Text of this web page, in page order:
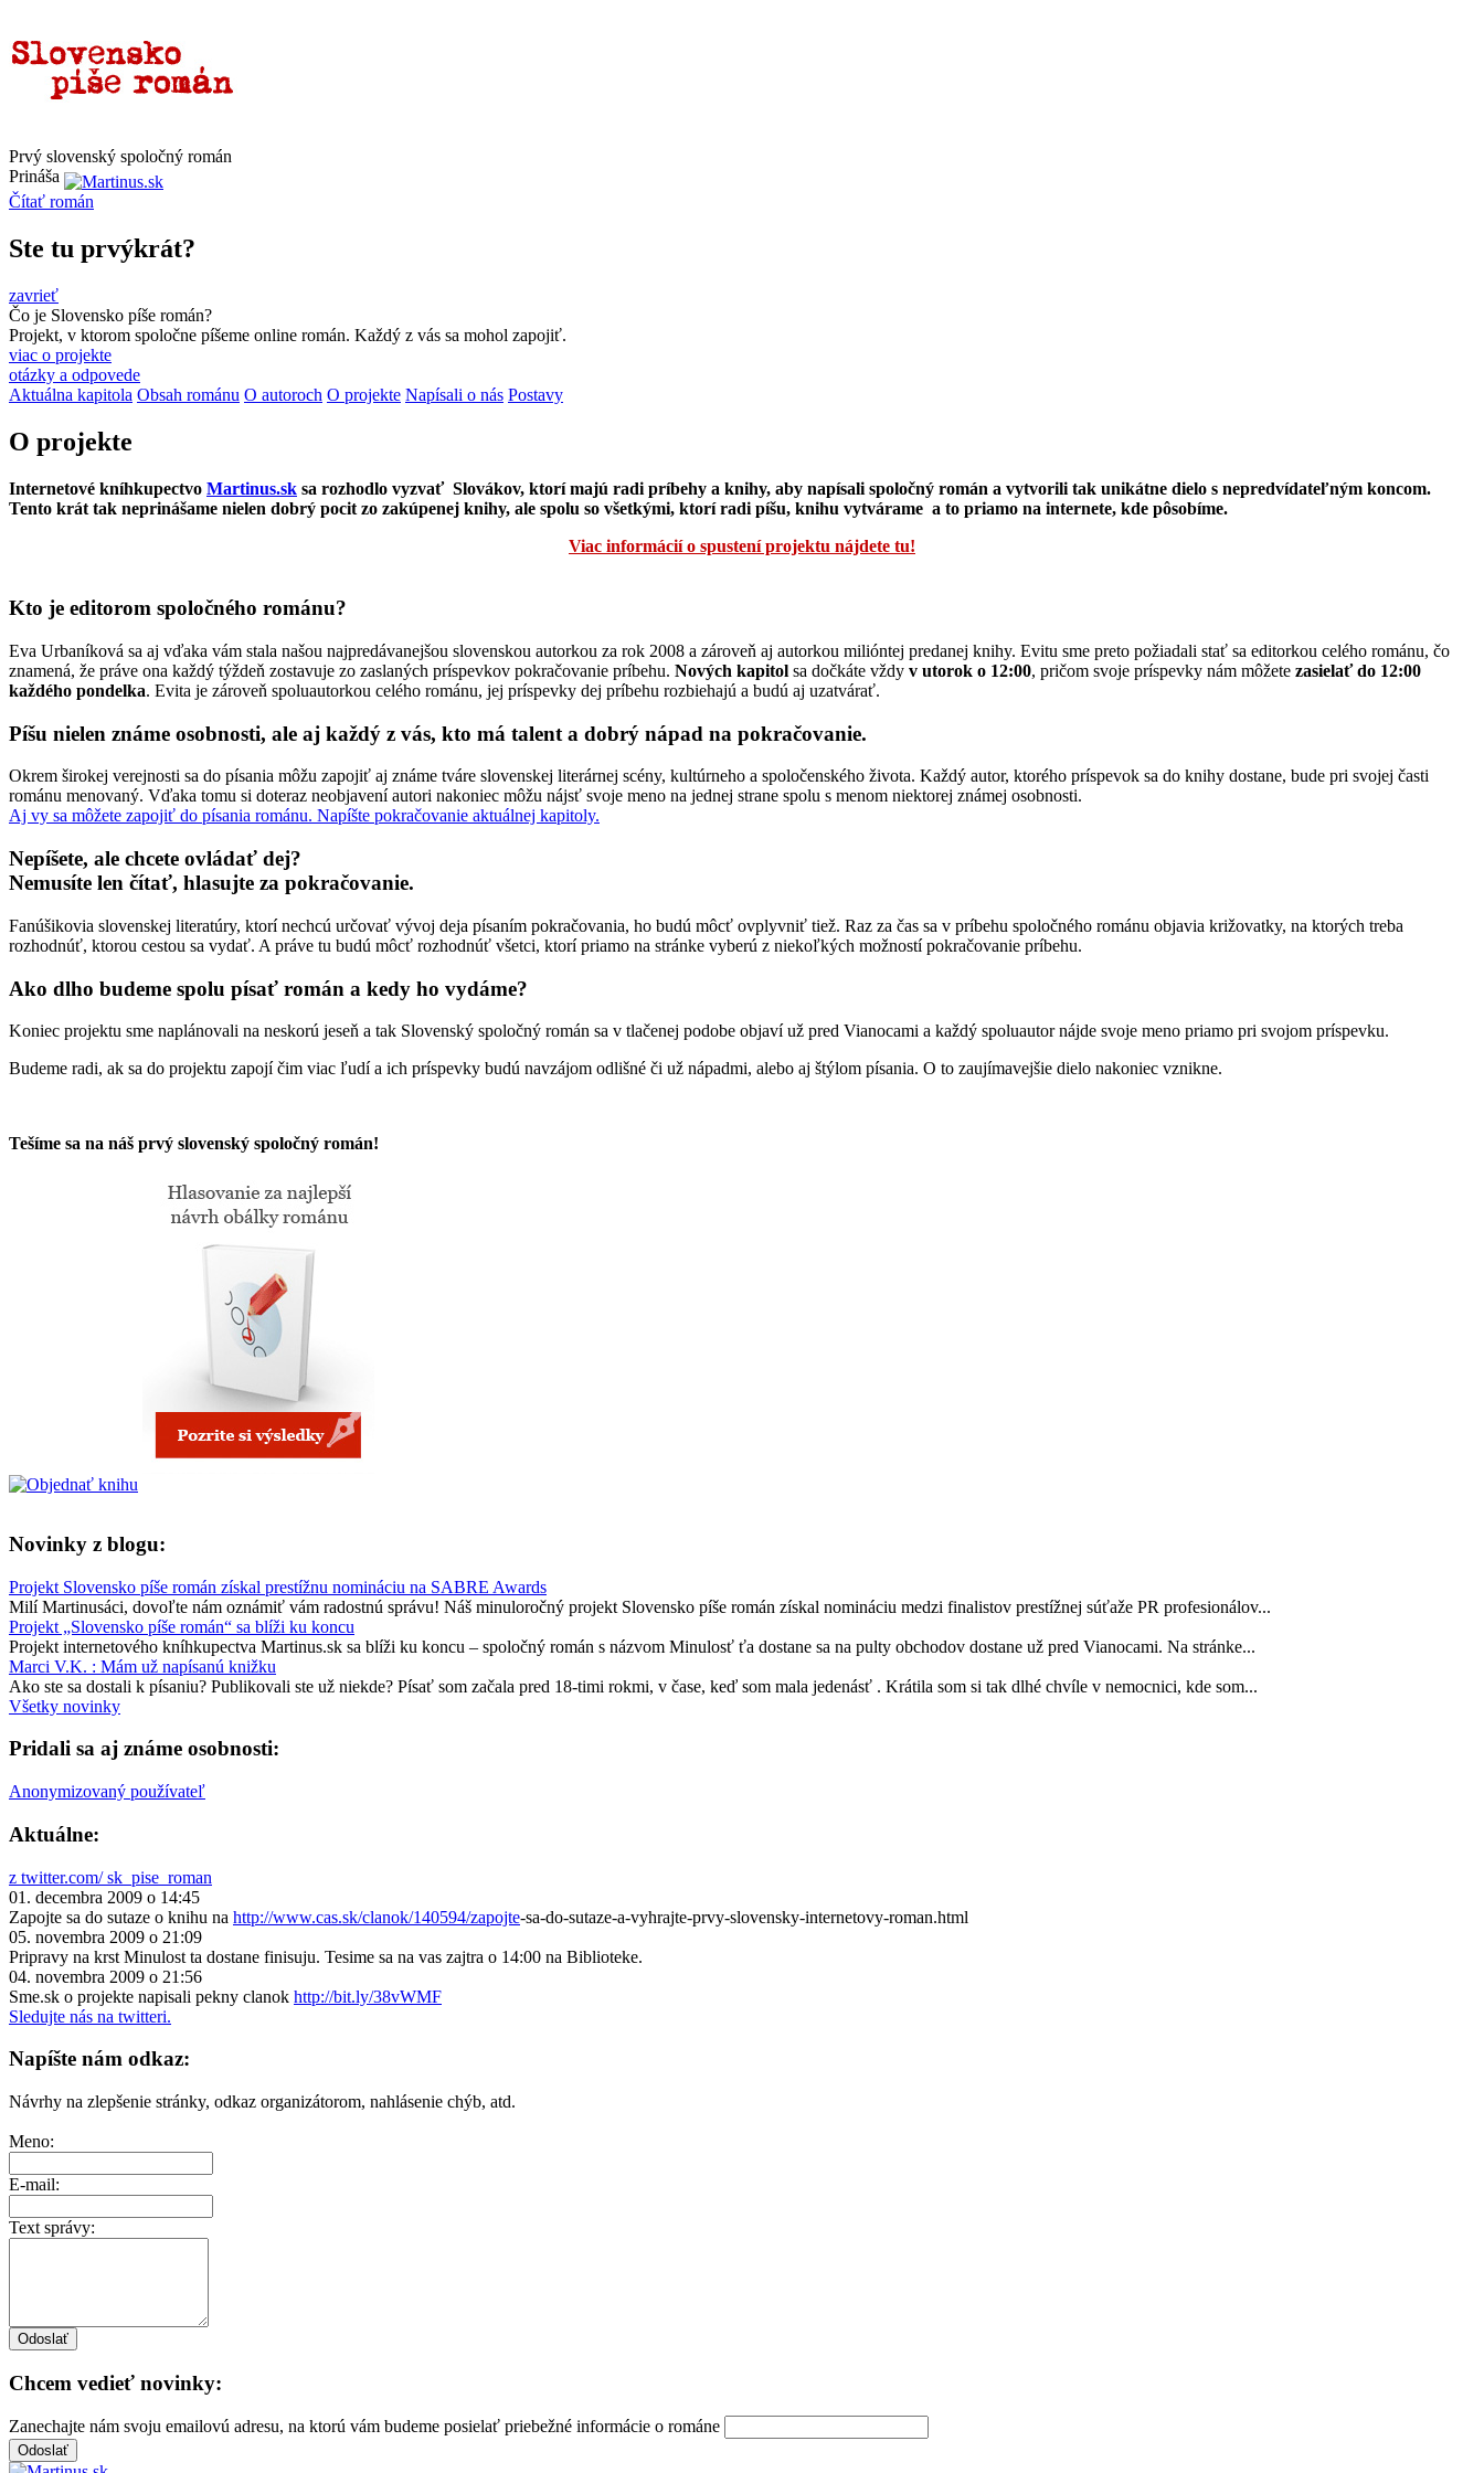
Prvý slovenský spoločný román
Prináša
Čítať román
Ste tu prvýkrát?
zavrieť
Čo je Slovensko píše román?
Projekt, v ktorom spoločne píšeme online román. Každý z vás sa mohol zapojiť.
viac o projekte
otázky a odpovede
Aktuálna kapitola Obsah románu O autoroch O projekte Napísali o nás Postavy
O projekte
Internetové kníhkupectvo Martinus.sk sa rozhodlo vyzvať Slovákov, ktorí majú radi príbehy a knihy, aby napísali spoločný román a vytvorili tak unikátne dielo s nepredvídateľným koncom.
Tento krát tak neprinášame nielen dobrý pocit zo zakúpenej knihy, ale spolu so všetkými, ktorí radi píšu, knihu vytvárame a to priamo na internete, kde pôsobíme.
Viac informácií o spustení projektu nájdete tu!
Kto je editorom spoločného románu?
Eva Urbaníková sa aj vďaka vám stala našou najpredávanejšou slovenskou autorkou za rok 2008 a zároveň aj autorkou milióntej predanej knihy. Evitu sme preto požiadali stať sa editorkou celého románu, čo
znamená, že práve ona každý týždeň zostavuje zo zaslaných príspevkov pokračovanie príbehu. Nových kapitol sa dočkáte vždy v utorok o 12:00, pričom svoje príspevky nám môžete zasielať do 12:00
každého pondelka. Evita je zároveň spoluautorkou celého románu, jej príspevky dej príbehu rozbiehajú a budú aj uzatvárať.
Píšu nielen známe osobnosti, ale aj každý z vás, kto má talent a dobrý nápad na pokračovanie.
Okrem širokej verejnosti sa do písania môžu zapojiť aj známe tváre slovenskej literárnej scény, kultúrneho a spoločenského života. Každý autor, ktorého príspevok sa do knihy dostane, bude pri svojej časti
románu menovaný. Vďaka tomu si doteraz neobjavení autori nakoniec môžu nájsť svoje meno na jednej strane spolu s menom niektorej známej osobnosti.
Aj vy sa môžete zapojiť do písania románu. Napíšte pokračovanie aktuálnej kapitoly.
Nepíšete, ale chcete ovládať dej?
Nemusíte len čítať, hlasujte za pokračovanie.
Fanúšikovia slovenskej literatúry, ktorí nechcú určovať vývoj deja písaním pokračovania, ho budú môcť ovplyvniť tiež. Raz za čas sa v príbehu spoločného románu objavia križovatky, na ktorých treba
rozhodnúť, ktorou cestou sa vydať. A práve tu budú môcť rozhodnúť všetci, ktorí priamo na stránke vyberú z niekoľkých možností pokračovanie príbehu.
Ako dlho budeme spolu písať román a kedy ho vydáme?
Koniec projektu sme naplánovali na neskorú jeseň a tak Slovenský spoločný román sa v tlačenej podobe objaví už pred Vianocami a každý spoluautor nájde svoje meno priamo pri svojom príspevku.
Budeme radi, ak sa do projektu zapojí čim viac ľudí a ich príspevky budú navzájom odlišné či už nápadmi, alebo aj štýlom písania. O to zaujímavejšie dielo nakoniec vznikne.
Tešíme sa na náš prvý slovenský spoločný román!
Novinky z blogu:
Projekt Slovensko píše román získal prestížnu nomináciu na SABRE Awards
Milí Martinusáci, dovoľte nám oznámiť vám radostnú správu! Náš minuloročný projekt Slovensko píše román získal nomináciu medzi finalistov prestížnej súťaže PR profesionálov...
Projekt „Slovensko píše román“ sa blíži ku koncu
Projekt internetového kníhkupectva Martinus.sk sa blíži ku koncu – spoločný román s názvom Minulosť ťa dostane sa na pulty obchodov dostane už pred Vianocami. Na stránke...
Marci V.K. : Mám už napísanú knižku
Ako ste sa dostali k písaniu? Publikovali ste už niekde? Písať som začala pred 18-timi rokmi, v čase, keď som mala jedenásť . Krátila som si tak dlhé chvíle v nemocnici, kde som...
Všetky novinky
Pridali sa aj známe osobnosti:
Anonymizovaný používateľ
Aktuálne:
z twitter.com/ sk_pise_roman
01. decembra 2009 o 14:45
Zapojte sa do sutaze o knihu na http://www.cas.sk/clanok/140594/zapojte-sa-do-sutaze-a-vyhrajte-prvy-slovensky-internetovy-roman.html
05. novembra 2009 o 21:09
Pripravy na krst Minulost ta dostane finisuju. Tesime sa na vas zajtra o 14:00 na Biblioteke.
04. novembra 2009 o 21:56
Sme.sk o projekte napisali pekny clanok http://bit.ly/38vWMF
Sledujte nás na twitteri.
Napíšte nám odkaz:
Návrhy na zlepšenie stránky, odkaz organizátorom, nahlásenie chýb, atd.
Meno:
E-mail:
Text správy:
Chcem vedieť novinky:
Zanechajte nám svoju emailovú adresu, na ktorú vám budeme posielať priebežné informácie o románe